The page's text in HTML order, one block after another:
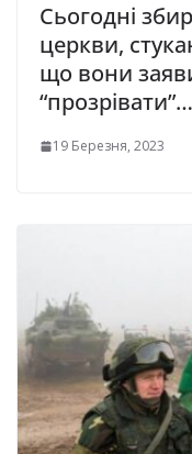
Сьогодні
церкви,
що вони
“прозрівати”…
19 Березня, 2023